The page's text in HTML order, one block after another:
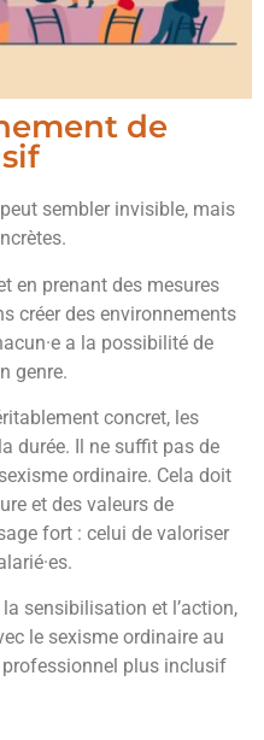
de
sembler invisible, mais
en prenant des mesures
créer des environnements
a la possibilité de
genre.
concret, les
durée. Il ne suffit pas de
ordinaire. Cela doit
et des valeurs de
fort : celui de valoriser
sensibilisation et l’action,
le sexisme ordinaire au
plus inclusif